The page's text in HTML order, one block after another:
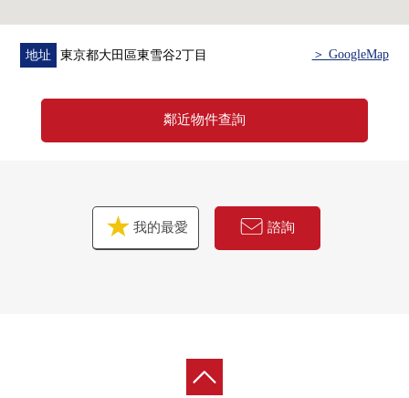
地址 東京都大田區東雪谷2丁目 ＞ GoogleMap
鄰近物件查詢
我的最愛 諮詢